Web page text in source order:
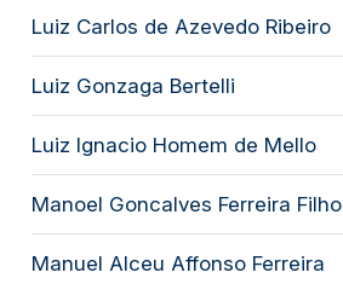
Luiz Carlos de Azevedo Ribeiro
Luiz Gonzaga Bertelli
Luiz Ignacio Homem de Mello
Manoel Goncalves Ferreira Filho
Manuel Alceu Affonso Ferreira